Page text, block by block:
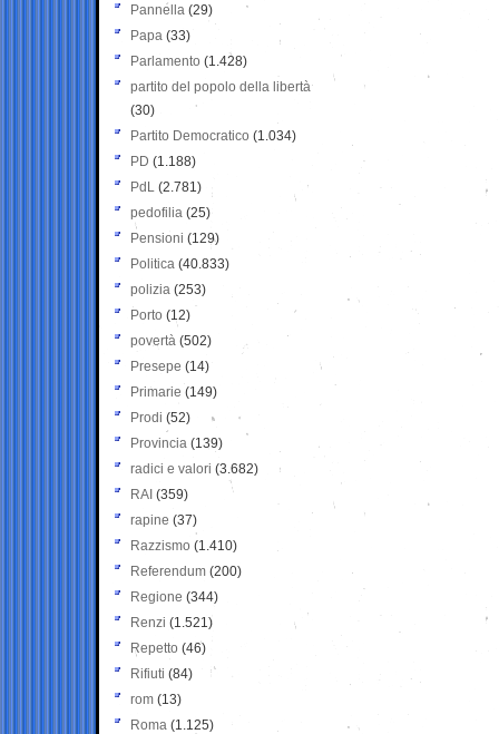
Pannella (29)
Papa (33)
Parlamento (1.428)
partito del popolo della libertà
(30)
Partito Democratico (1.034)
PD (1.188)
PdL (2.781)
pedofilia (25)
Pensioni (129)
Politica (40.833)
polizia (253)
Porto (12)
povertà (502)
Presepe (14)
Primarie (149)
Prodi (52)
Provincia (139)
radici e valori (3.682)
RAI (359)
rapine (37)
Razzismo (1.410)
Referendum (200)
Regione (344)
Renzi (1.521)
Repetto (46)
Rifiuti (84)
rom (13)
Roma (1.125)